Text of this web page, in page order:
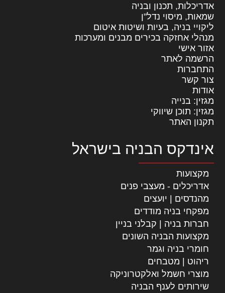
אדריכלות, תכנון ובניה
שמאות, מיסוי נדל"ן
ליקויי בניה, בעיות ושיטות איטום
מנהלי אחזקה בכירים מבנים ומערכות
אזור אישי
הרשמה לאתר
התחברות
צור קשר
אודות
מגזין: בנייה
מגזין: תוכן שיווקי
תקנון האתר
אינדקס הבניה בישראל
מקצועות
אדריכלים - מעצבי פנים
מהנדסים | יועצים
מפקחי בניה מודדים
חברות בניה | קבלני בניין
מקצועות הבניה השונים
חומרי בניה וגמר
ריהוט | מטבחים
מוצרי חשמל ואלקטרוניקה
שירותים לענף הבניה